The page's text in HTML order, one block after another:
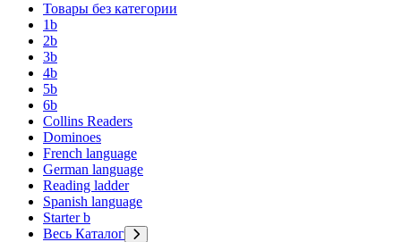
Товары без категории
1b
2b
3b
4b
5b
6b
Collins Readers
Dominoes
French language
German language
Reading ladder
Spanish language
Starter b
Весь Каталог